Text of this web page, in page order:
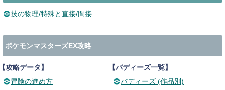
技の物理/特殊と直接/間接
ポケモンマスターズEX攻略
攻略データ】
冒険の進め方
【バディーズ一覧】
バディーズ (作品別)